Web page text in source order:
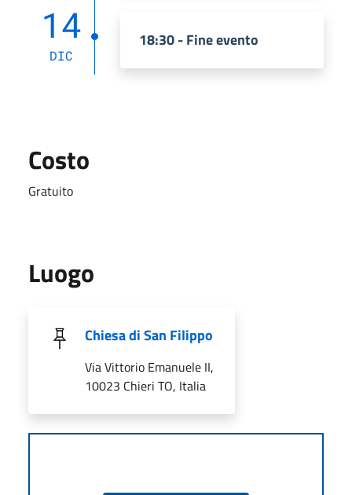
14
DIC
18:30 - Fine evento
Costo
Gratuito
Luogo
Chiesa di San Filippo
Via Vittorio Emanuele II,
10023 Chieri TO, Italia